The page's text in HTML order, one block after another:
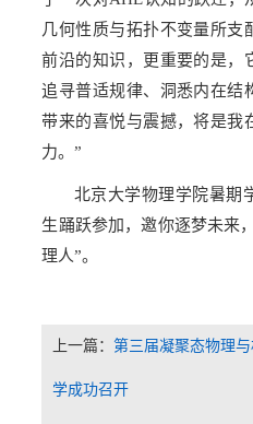
几何性质与拓扑不变量所支
前沿的知识，更重要的是，
追寻普适规律、洞悉内在结
带来的喜悦与震撼，将是我
力。”
北京大学物理学院暑期
生踊跃参加，邀你逐梦未来
理人”。
上一篇：第三届凝聚态物理
学成功召开